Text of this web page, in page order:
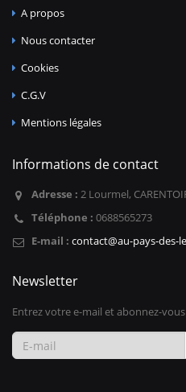
A propos
Nous contacter
Cookies
C.G.V
Mentions légales
Informations de contact
Adresse : 2 Lourmel,
Téléphone : 0688565273
E-mail : contact@au-pays-des-
Newsletter
Entrez votre e-mail et abonnez-